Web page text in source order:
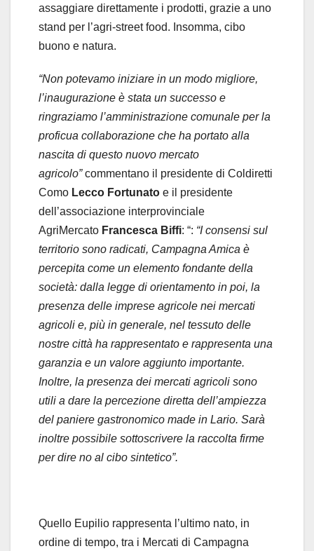
assaggiare direttamente i prodotti, grazie a uno
stand per l’agri-street food. Insomma, cibo
buono e natura.
“Non potevamo iniziare in un modo migliore,
l’inaugurazione è stata un successo e
ringraziamo l’amministrazione comunale per la
proficua collaborazione che ha portato alla
nascita di questo nuovo mercato
agricolo”commentano il presidente di Coldiretti
Como Lecco Fortunato e il presidente
dell’associazione interprovinciale
AgriMercato Francesca Biffi: “: “I consensi sul
territorio sono radicati, Campagna Amica è
percepita come un elemento fondante della
società: dalla legge di orientamento in poi, la
presenza delle imprese agricole nei mercati
agricoli e, più in generale, nel tessuto delle
nostre città ha rappresentato e rappresenta una
garanzia e un valore aggiunto importante.
Inoltre, la presenza dei mercati agricoli sono
utili a dare la percezione diretta dell’ampiezza
del paniere gastronomico made in Lario. Sarà
inoltre possibile sottoscrivere la raccolta firme
per dire no al cibo sintetico”.
Quello Eupilio rappresenta l’ultimo nato, in
ordine di tempo, tra i Mercati di Campagna